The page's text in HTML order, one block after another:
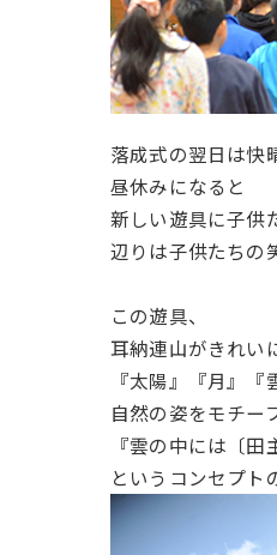
落成式の翌日は快
昼休みになると
新しい遊具に子供
辺りは子供たちの
この遊具、
耳納連山がきれい
『太陽』『月』『
自然の姿をモチー
『雲の中には〔田
というコンセプト